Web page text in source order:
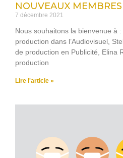
NOUVEAUX
7 décembre 2021
Nous souhaitons la bienvenue à
production dans l’Audiovisuel,
de production en Publicité, Elina
production
Lire l'article »